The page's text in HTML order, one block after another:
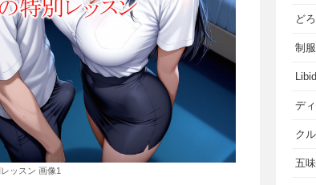
ッスン 画像1
ど
制
デ
ク
五